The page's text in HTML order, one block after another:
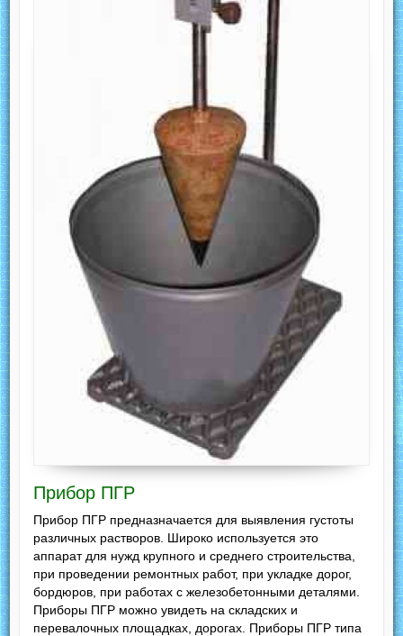
Прибор ПГР
Прибор ПГР предназначается для выявления густоты
различных растворов. Широко используется это
аппарат для нужд крупного и среднего строительства,
при проведении ремонтных работ, при укладке дорог,
бордюров, при работах с железобетонными деталями.
Приборы ПГР можно увидеть на складских и
перевалочных площадках, дорогах. Приборы ПГР типа